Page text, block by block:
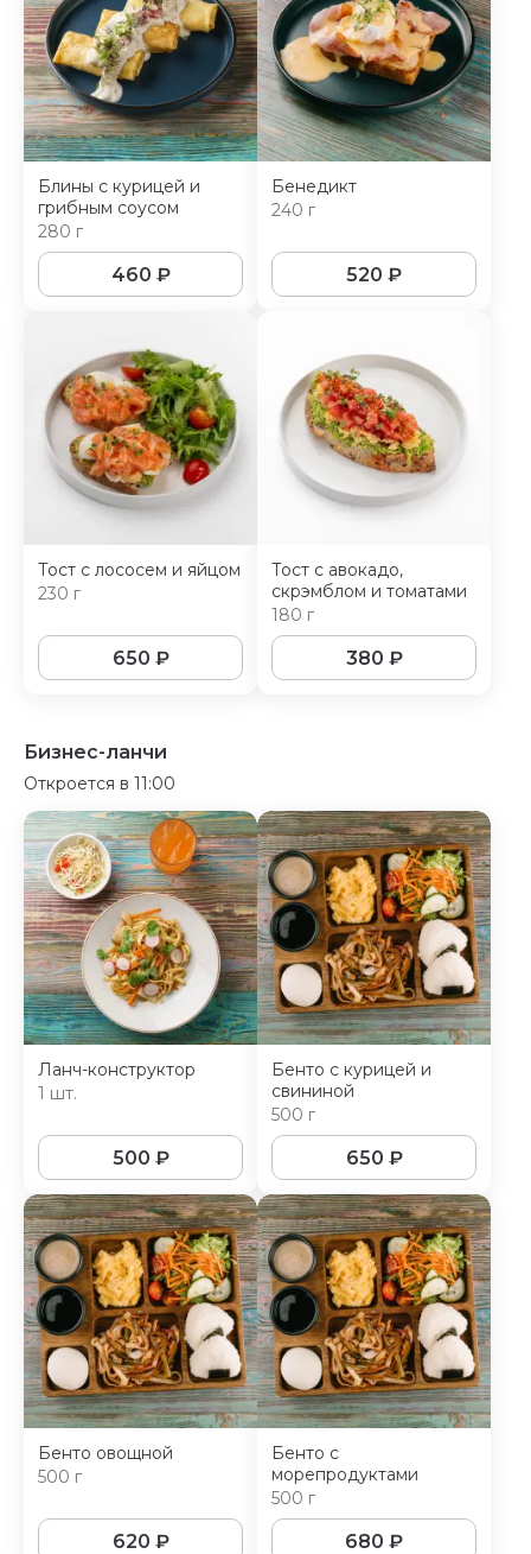
Блины с курицей и
грибным соусом
280 г
460 ₽
Бенедикт
240 г
520 ₽
Тост с лососем и яйцом
230 г
650 ₽
Тост с авокадо,
скрэмблом и томатами
180 г
380 ₽
Бизнес-ланчи
Откроется в 11:00
Ланч-конструктор
1 шт.
500 ₽
Бенто с курицей и
свининой
500 г
650 ₽
Бенто овощной
500 г
620 ₽
Бенто с
морепродуктами
500 г
680 ₽